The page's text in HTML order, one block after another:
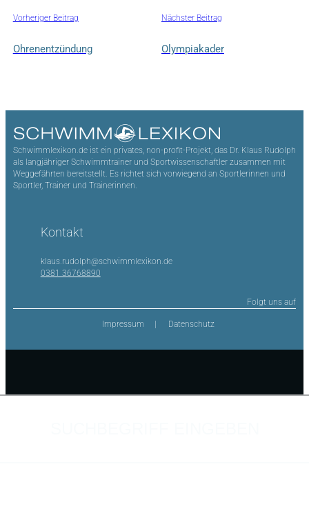
Vorheriger Beitrag
Ohrenentzündung
Nächster Beitrag
Olympiakader
Schwimmlexikon.de ist ein privates, non-profit-Projekt, das Dr. Klaus Rudolph
als langjähriger Schwimmtrainer und Sportwissenschaftler zusammen mit
Weggefährten bereitstellt. Es richtet sich vorwiegend an Sportlerinnen und
Sportler, Trainer und Trainerinnen.
Kontakt
klaus.rudolph@schwimmlexikon.de
0381 36768890
Folgt uns auf
Impressum Datenschutz